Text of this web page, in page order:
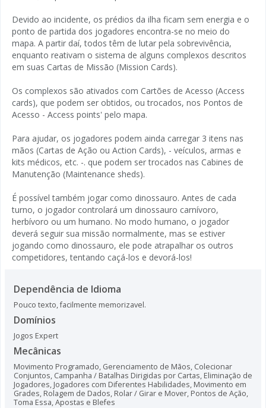
Devido ao incidente, os prédios da ilha ficam sem energia e o
ponto de partida dos jogadores encontra-se no meio do
mapa. A partir daí, todos têm de lutar pela sobrevivência,
enquanto reativam o sistema de alguns complexos descritos
em suas Cartas de Missão (Mission Cards).
Os complexos são ativados com Cartões de Acesso (Access
cards), que podem ser obtidos, ou trocados, nos Pontos de
Acesso - Access points' pelo mapa.
Para ajudar, os jogadores podem ainda carregar 3 itens nas
mãos (Cartas de Ação ou Action Cards), - veículos, armas e
kits médicos, etc. -. que podem ser trocados nas Cabines de
Manutenção (Maintenance sheds).
É possível também jogar como dinossauro. Antes de cada
turno, o jogador controlará um dinossauro carnívoro,
herbívoro ou um humano. No modo humano, o jogador
deverá seguir sua missão normalmente, mas se estiver
jogando como dinossauro, ele pode atrapalhar os outros
competidores, tentando caçá-los e devorá-los!
Dependência de Idioma
Pouco texto, facilmente memorizavel.
Domínios
Jogos Expert
Mecânicas
Movimento Programado, Gerenciamento de Mãos, Colecionar
Conjuntos, Campanha / Batalhas Dirigidas por Cartas, Eliminação de
Jogadores, Jogadores com Diferentes Habilidades, Movimento em
Grades, Rolagem de Dados, Rolar / Girar e Mover, Pontos de Ação,
Toma Essa,Apostas e Blefes